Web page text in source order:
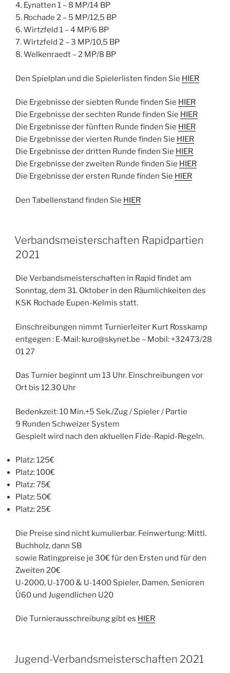
4. Eynatten 1 – 8 MP/14 BP
5. Rochade 2 – 5 MP/12,5 BP
6. Wirtzfeld 1 – 4 MP/6 BP
7. Wirtzfeld 2 – 3 MP/10,5 BP
8. Welkenraedt – 2 MP/8 BP
Den Spielplan und die Spielerlisten finden Sie HIER
Die Ergebnisse der siebten Runde finden Sie HIER
Die Ergebnisse der sechten Runde finden Sie HIER
Die Ergebnisse der fünften Runde finden Sie HIER
Die Ergebnisse der vierten Runde finden Sie HIER
Die Ergebnisse der dritten Runde finden Sie HIER
Die Ergebnisse der zweiten Runde finden Sie HIER
Die Ergebnisse der ersten Runde finden Sie HIER
Den Tabellenstand finden Sie HIER
Verbandsmeisterschaften Rapidpartien
2021
Die Verbandsmeisterschaften in Rapid findet am
Sonntag, dem 31. Oktober in den Räumlichkeiten des
KSK Rochade Eupen-Kelmis statt.
Einschreibungen nimmt Turnierleiter Kurt Rosskamp
entgegen : E-Mail: kuro@skynet.be – Mobil: +32473/28
01 27
Das Turnier beginnt um 13 Uhr. Einschreibungen vor
Ort bis 12.30 Uhr
Bedenkzeit: 10 Min.+5 Sek./Zug / Spieler / Partie
9 Runden Schweizer System
Gespielt wird nach den aktuellen Fide-Rapid-Regeln.
Platz: 125€
Platz: 100€
Platz: 75€
Platz: 50€
Platz: 25€
Die Preise sind nicht kumulierbar. Feinwertung: Mittl.
Buchholz, dann SB
sowie Ratingpreise je 30€ für den Ersten und für den
Zweiten 20€
U-2000, U-1700 & U-1400 Spieler, Damen, Senioren
Ü60 und Jugendlichen U20
Die Turnierausschreibung gibt es HIER
Jugend-Verbandsmeisterschaften 2021